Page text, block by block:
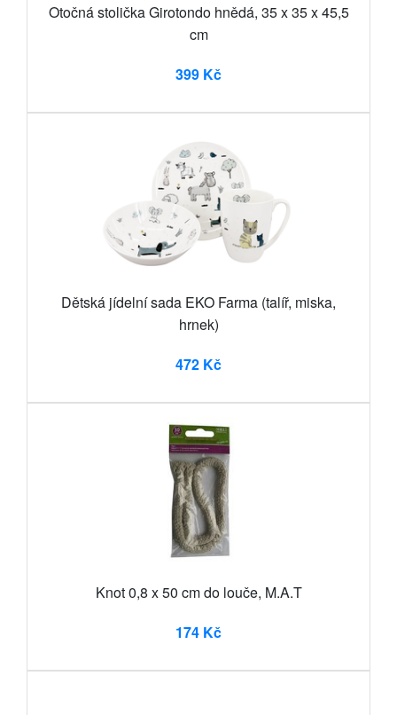
Otočná stolička Girotondo hnědá, 35 x 35 x 45,5
cm
399 Kč
Dětská jídelní sada EKO Farma (talíř, miska,
hrnek)
472 Kč
Knot 0,8 x 50 cm do louče, M.A.T
174 Kč